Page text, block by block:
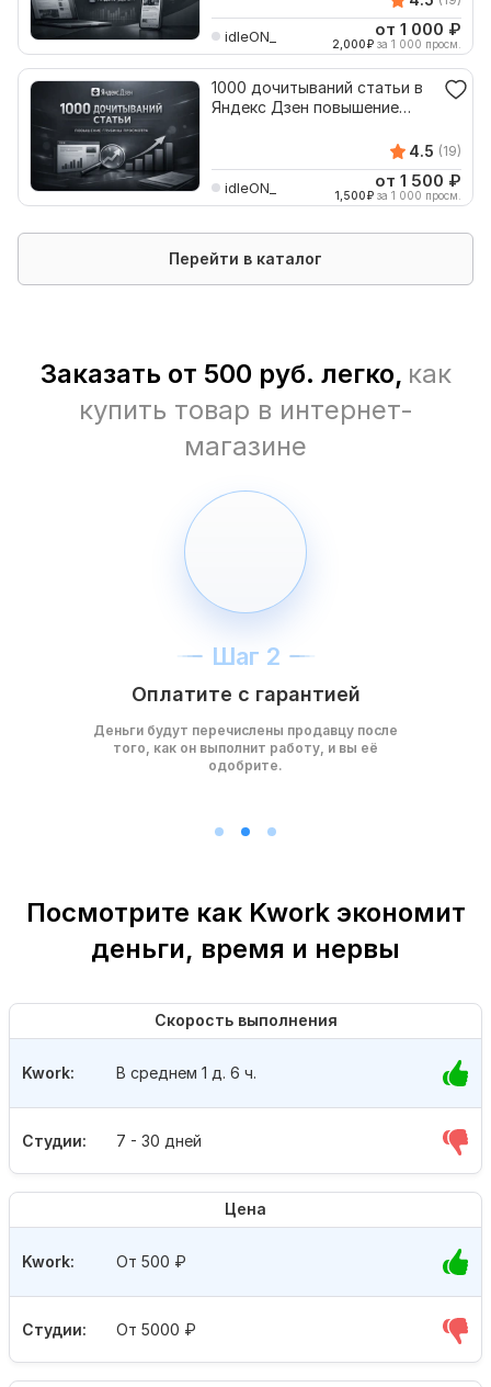
idleON_ от 1 000 ₽
2,000₽ за 1 000 просм.
1000 дочитываний статьи в
Яндекс Дзен повышение
4.5 (19)
idleON_ от 1 500 ₽
1,500₽ за 1 000 просм.
Перейти в каталог
Заказать от 500 руб. легко, как
купить товар в интернет-
магазине
Шаг 2
Оплатите с гарантией
Деньги будут перечислены продавцу после
того, как он выполнит работу, и вы её
одобрите.
Посмотрите как Kwork экономит
деньги, время и нервы
Скорость выполнения
Студии: 7 - 30 дней
Kwork: В среднем 1 д. 6 ч.
Цена
Студии: От 5000 ₽
Kwork: От 500 ₽